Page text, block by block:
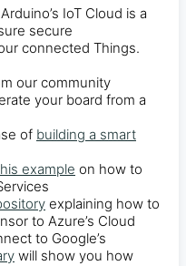
Arduino’s IoT Cloud is a
secure
connected Things.
our community
your board from a
of building a smart
example on how to
explaining how to
to Azure’s Cloud
to Google’s
will show you how